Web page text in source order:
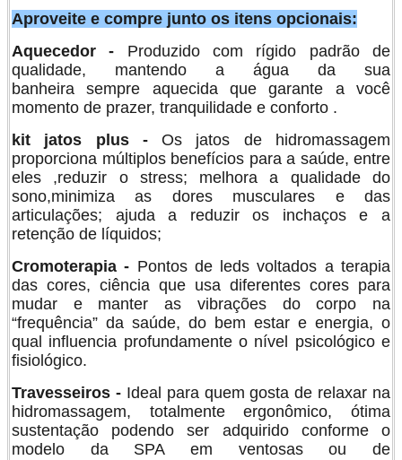
Aproveite e compre junto os itens opcionais:
Aquecedor - Produzido com rígido padrão de
qualidade, mantendo a água da sua
banheira sempre aquecida que garante a você
momento de prazer, tranquilidade e conforto .
kit jatos plus -Os jatos de hidromassagem
proporciona múltiplos benefícios para a saúde, entre
eles ,reduzir o stress; melhora a qualidade do
sono,minimiza as dores musculares e das
articulações; ajuda a reduzir os inchaços e a
retenção de líquidos;
Cromoterapia - Pontos de leds voltados a terapia
das cores, ciência que usa diferentes cores para
mudar e manter as vibrações do corpo na
“frequência” da saúde, do bem estar e energia, o
qual influencia profundamente o nível psicológico e
fisiológico.
Travesseiros -Ideal para quem gosta de relaxar na
hidromassagem, totalmente ergonômico, ótima
sustentação podendo ser adquirido conforme o
modelo da SPA em ventosas ou de